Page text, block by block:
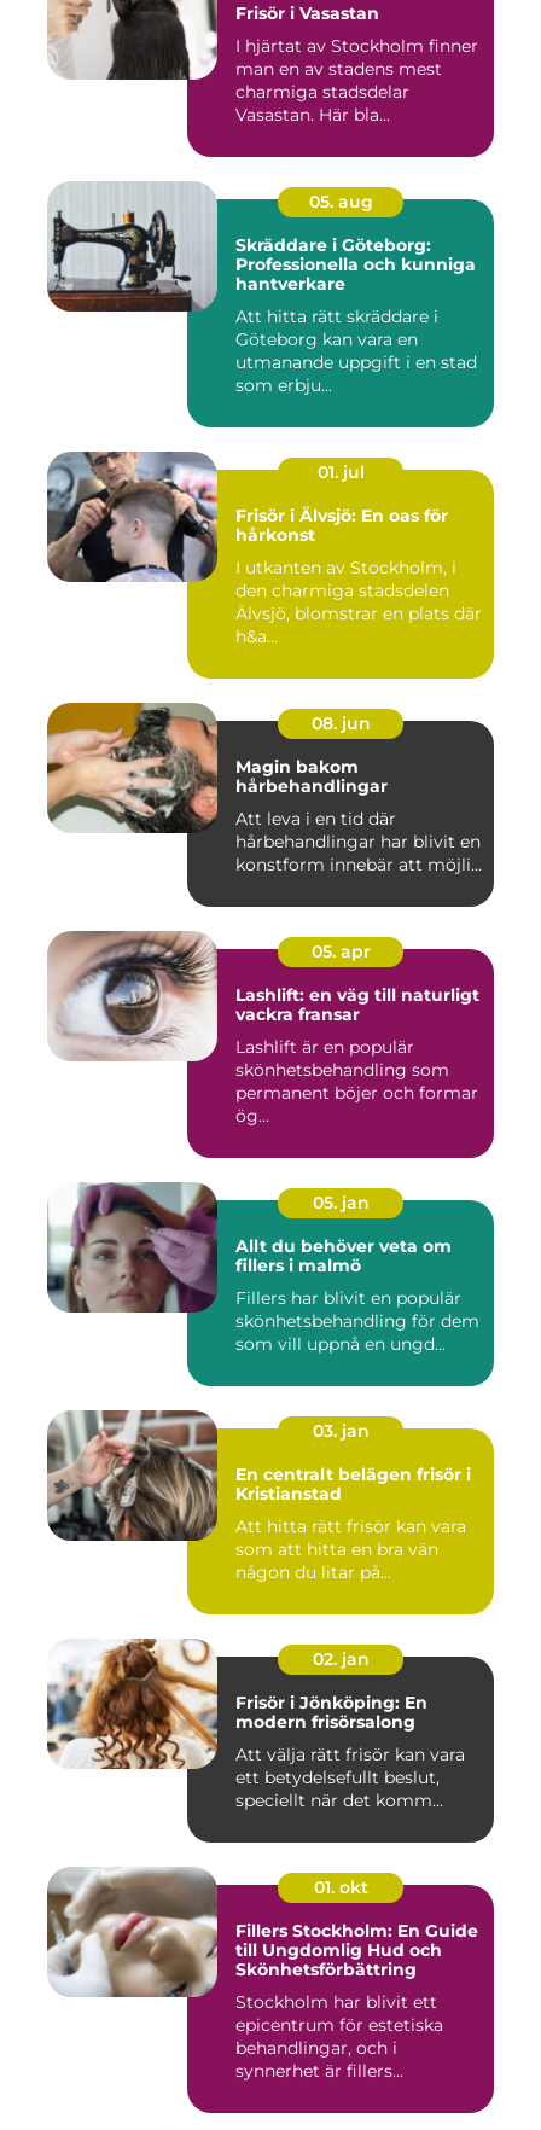
Frisör i Vasastan
I hjärtat av Stockholm finner
man en av stadens mest
charmiga stadsdelar
Vasastan. Här bla...
05. aug
Skräddare i Göteborg:
Professionella och kunniga
hantverkare
Att hitta rätt skräddare i
Göteborg kan vara en
utmanande uppgift i en stad
som erbju...
01. jul
Frisör i Älvsjö: En oas för
hårkonst
I utkanten av Stockholm, i
den charmiga stadsdelen
Älvsjö, blomstrar en plats där
h&a...
08. jun
Magin bakom
hårbehandlingar
Att leva i en tid där
hårbehandlingar har blivit en
konstform innebär att möjli...
05. apr
Lashlift: en väg till naturligt
vackra fransar
Lashlift är en populär
skönhetsbehandling som
permanent böjer och formar
ög...
05. jan
Allt du behöver veta om
fillers i malmö
Fillers har blivit en populär
skönhetsbehandling för dem
som vill uppnå en ungd...
03. jan
En centralt belägen frisör i
Kristianstad
Att hitta rätt frisör kan vara
som att hitta en bra vän
någon du litar på...
02. jan
Frisör i Jönköping: En
modern frisörsalong
Att välja rätt frisör kan vara
ett betydelsefullt beslut,
speciellt när det komm...
01. okt
Fillers Stockholm: En Guide
till Ungdomlig Hud och
Skönhetsförbättring
Stockholm har blivit ett
epicentrum för estetiska
behandlingar, och i
synnerhet är fillers...